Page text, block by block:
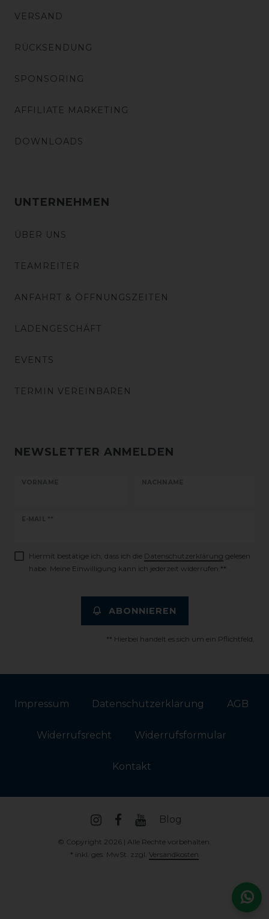
VERSAND
RÜCKSENDUNG
SPONSORING
AFFILIATE MARKETING
DOWNLOADS
UNTERNEHMEN
ÜBER UNS
TEAMREITER
ANFAHRT & ÖFFNUNGSZEITEN
LADENGESCHÄFT
EVENTS
TERMIN VEREINBAREN
NEWSLETTER ANMELDEN
VORNAME NACHNAME
E-MAIL **
Newsletter
Hiermit bestätige ich, dass ich die Daten­schutz­erklärung gelesen
habe. Meine Einwilligung kann ich jederzeit widerrufen.**
ABONNIEREN
** Hierbei handelt es sich um ein Pflichtfeld.
Impressum Daten­schutz­erklärung AGB
Widerrufs­recht Widerrufs­formular
Kontakt
Blog
© Copyright 2026 | Alle Rechte vorbehalten.
* inkl. ges. MwSt. zzgl. Versandkosten